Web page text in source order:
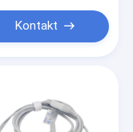
Kontakt